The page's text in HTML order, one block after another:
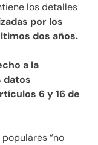
los detalles
por los
dos años.
a la
datos
6 y 16 de
“no